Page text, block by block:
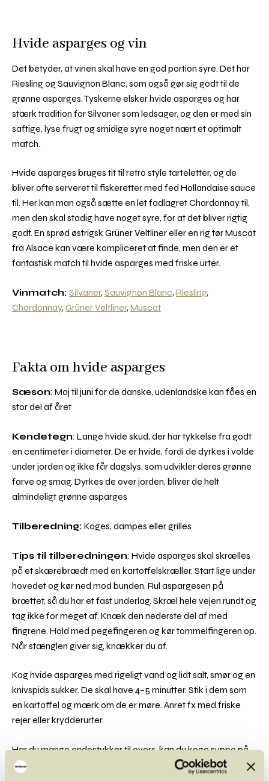
Hvide asparges og vin
Det betyder, at vinen skal have en god portion syre. Det har
Riesling og Sauvignon Blanc, som også gør sig godt til de
grønne asparges. Tyskerne elsker hvide asparges og har
stærk tradition for Silvaner som ledsager, og den er med sin
saftige, lyse frugt og smidige syre noget nært et optimalt
match.
Hvide asparges bruges tit til retro style tarteletter, og de
bliver ofte serveret til fiskeretter med fed Hollandaise sauce
til. Her kan man også sætte en let fadlagret Chardonnay til,
men den skal stadig have noget syre, for at det bliver rigtig
godt. En sprød østrigsk Grüner Veltliner eller en rig tør Muscat
fra Alsace kan være kompliceret at finde, men den er et
fantastisk match til hvide asparges med friske urter.
Vinmatch: Silvaner, Sauvignon Blanc, Riesling,
Chardonnay, Grüner Veltliner, Muscat
Fakta om hvide asparges
Sæson: Maj til juni for de danske, udenlandske kan fåes en
stor del af året
Kendetegn: Lange hvide skud, der har tykkelse fra godt
en centimeter i diameter. De er hvide, fordi de dyrkes i volde
under jorden og ikke får dagslys, som udvikler deres grønne
farve og smag. Dyrkes de over jorden, bliver de helt
almindeligt grønne asparges
Tilberedning: Koges, dampes eller grilles
Tips til tilberedningen: Hvide asparges skal skrælles
på et skærebrædt med en kartoffelskræller. Start lige under
hovedet og kør ned mod bunden. Rul aspargesen på
brættet, så du har et fast underlag. Skræl hele vejen rundt og
tag ikke for meget af. Knæk den nederste del af med
fingrene. Hold med pegefingeren og kør tommelfingeren op.
Når stænglen giver sig, knækker du af.
Kog hvide asparges med rigeligt vand og lidt salt, smør og en
knivspids sukker. De skal have 4–5 minutter. Stik i dem som
en kartoffel og mærk om de er møre. Anret fx med friske
rejer eller krydderurter.
Har du mange endestykker til overs, kan du koge suppe på
dem.